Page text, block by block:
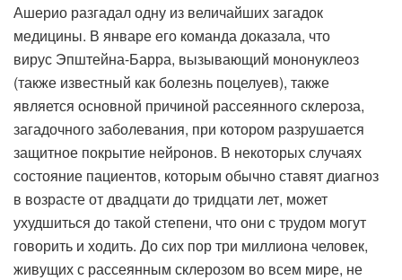
Ашерио разгадал одну из величайших загадок
медицины. В январе его команда доказала, что
вирус Эпштейна-Барра, вызывающий мононуклеоз
(также известный как болезнь поцелуев), также
является основной причиной рассеянного склероза,
загадочного заболевания, при котором разрушается
защитное покрытие нейронов. В некоторых случаях
состояние пациентов, которым обычно ставят диагноз
в возрасте от двадцати до тридцати лет, может
ухудшиться до такой степени, что они с трудом могут
говорить и ходить. До сих пор три миллиона человек,
живущих с рассеянным склерозом во всем мире, не